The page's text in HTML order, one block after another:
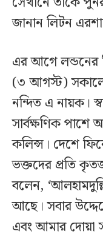
জানান লিটন
এর আগে লন্ডনের
(৩ আগস্ট) সকালে
নন্দিত এ নায়ক।
সার্বক্ষণিক
কলিন্স। দেশে
ভক্তদের প্রতি
বলেন,
আছে। সবার
এবং আমার দোয়া